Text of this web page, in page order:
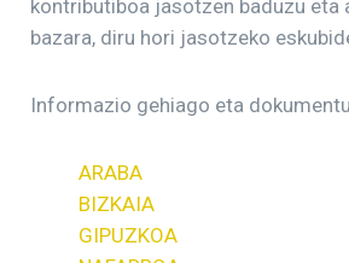
kontributiboa jasotzen baduzu eta
bazara, diru hori jasotzeko
Informazio gehiago eta
ARABA
BIZKAIA
GIPUZKOA